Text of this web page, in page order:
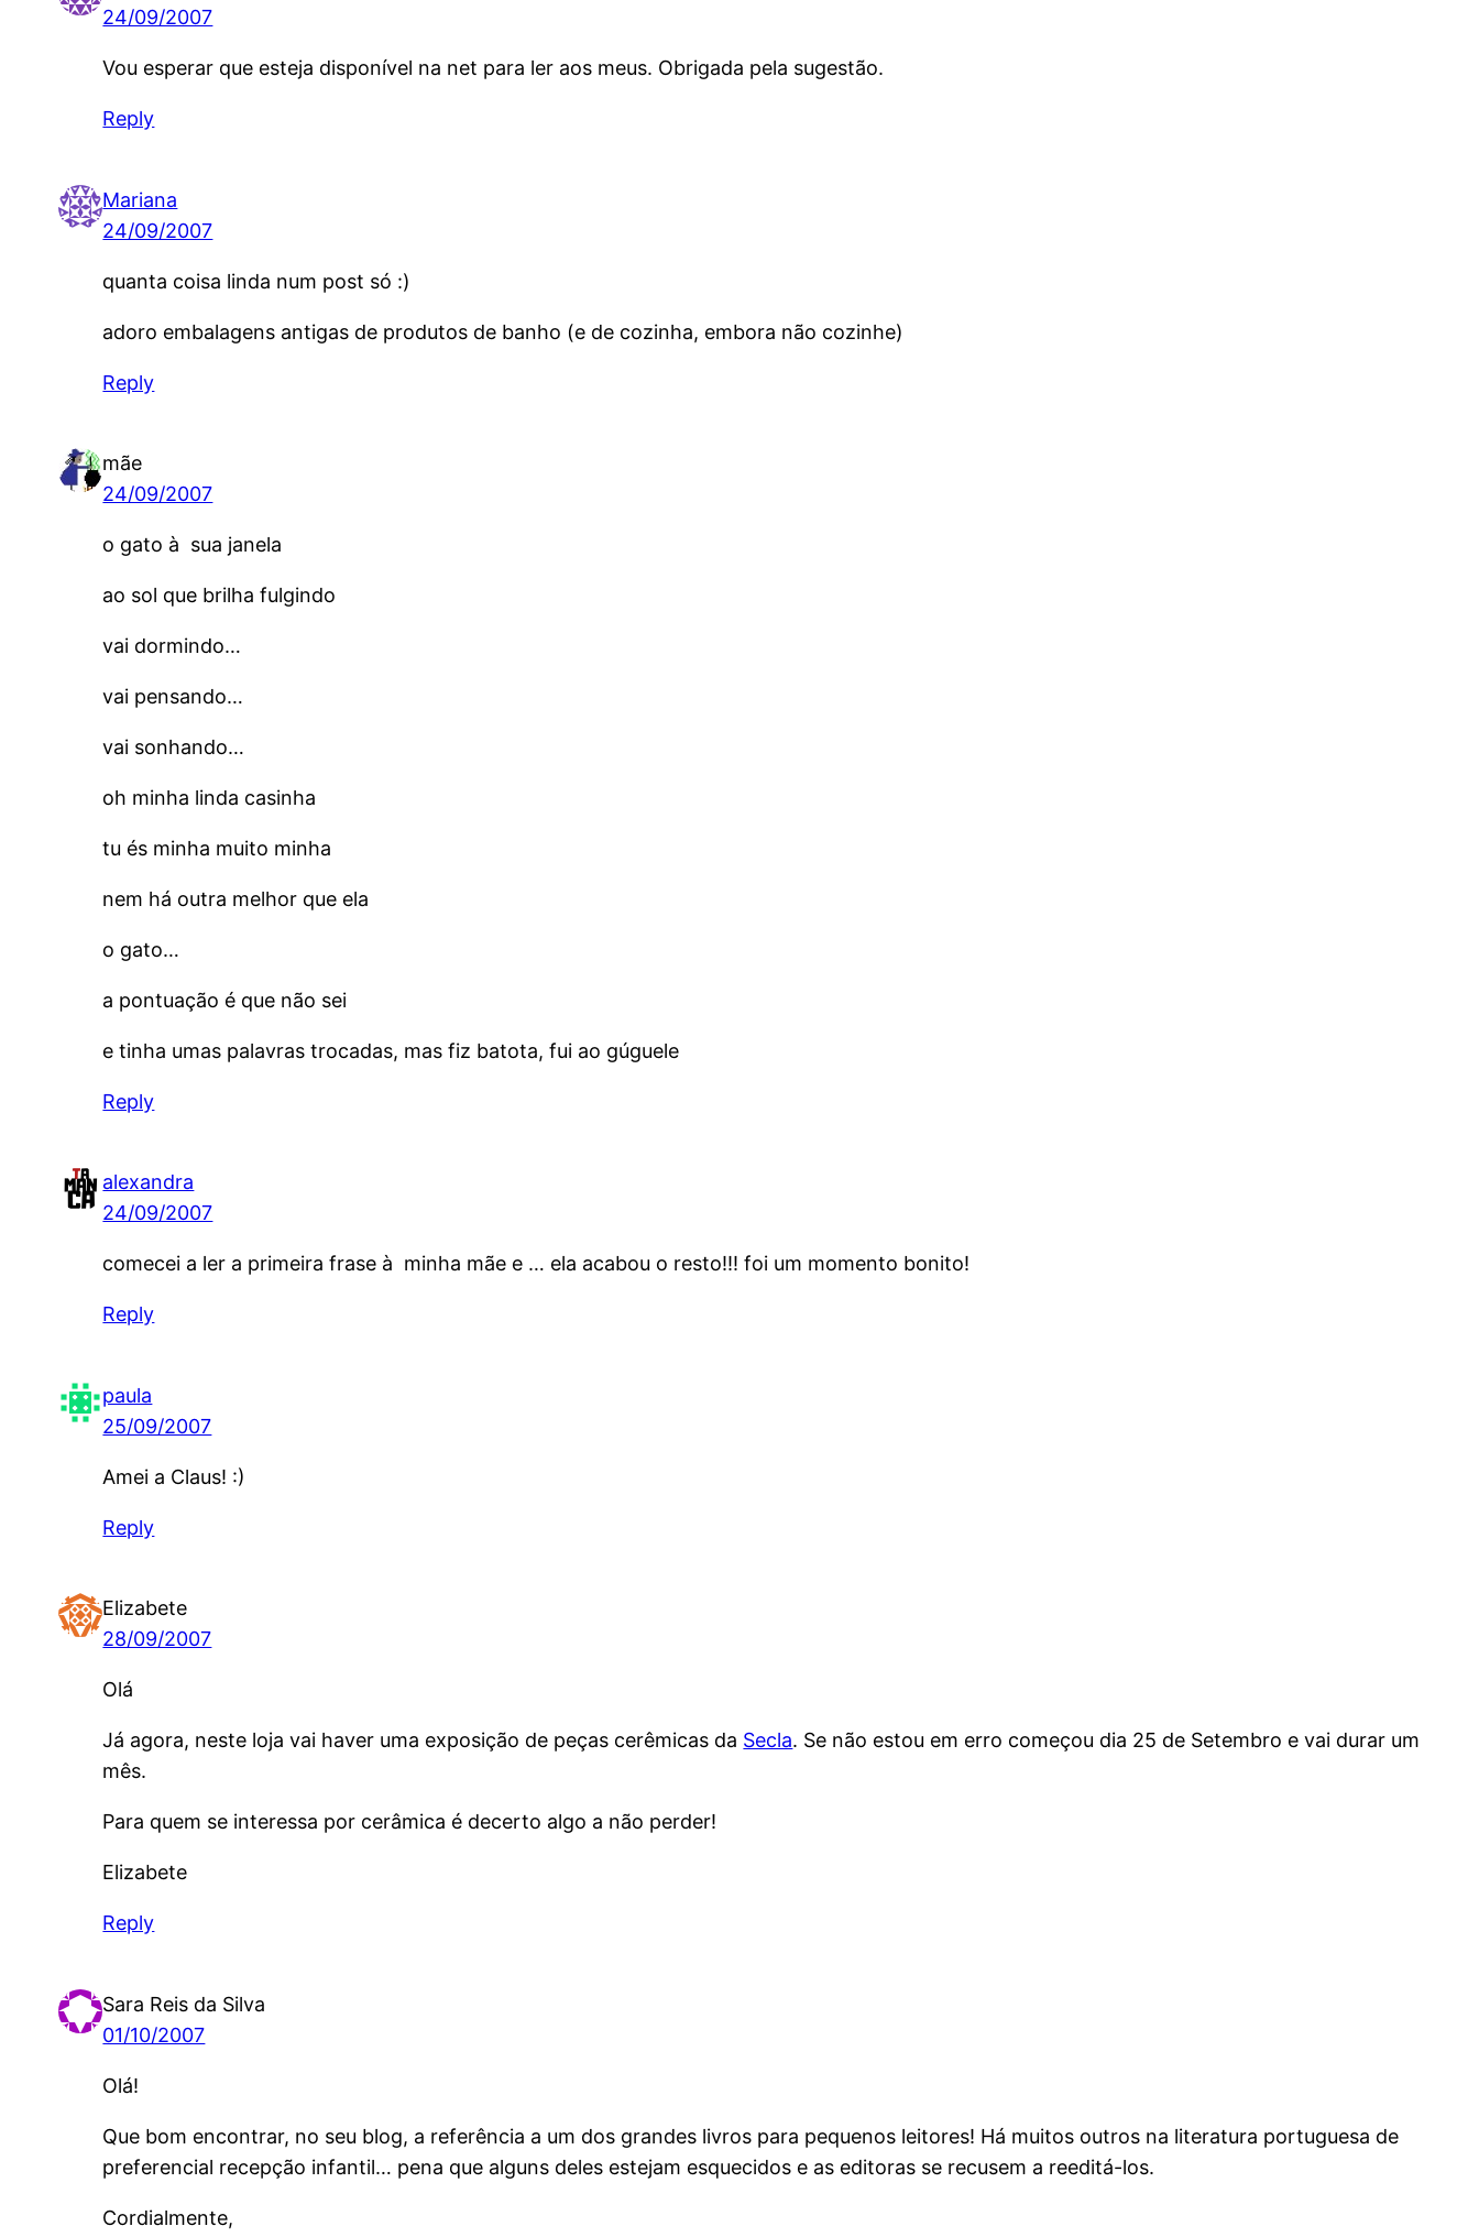
24/09/2007
Vou esperar que esteja disponível na net para ler aos meus. Obrigada pela sugestão.
Reply
Mariana
24/09/2007
quanta coisa linda num post só :)
adoro embalagens antigas de produtos de banho (e de cozinha, embora não cozinhe)
Reply
mãe
24/09/2007
o gato à sua janela
ao sol que brilha fulgindo
vai dormindo…
vai pensando…
vai sonhando…
oh minha linda casinha
tu és minha muito minha
nem há outra melhor que ela
o gato…
a pontuação é que não sei
e tinha umas palavras trocadas, mas fiz batota, fui ao gúguele
Reply
alexandra
24/09/2007
comecei a ler a primeira frase à minha mãe e … ela acabou o resto!!! foi um momento bonito!
Reply
paula
25/09/2007
Amei a Claus! :)
Reply
Elizabete
28/09/2007
Olá
Já agora, neste loja vai haver uma exposição de peças cerêmicas da Secla. Se não estou em erro começou dia 25 de Setembro e vai durar um
mês.
Para quem se interessa por cerâmica é decerto algo a não perder!
Elizabete
Reply
Sara Reis da Silva
01/10/2007
Olá!
Que bom encontrar, no seu blog, a referência a um dos grandes livros para pequenos leitores! Há muitos outros na literatura portuguesa de
preferencial recepção infantil… pena que alguns deles estejam esquecidos e as editoras se recusem a reeditá-los.
Cordialmente,